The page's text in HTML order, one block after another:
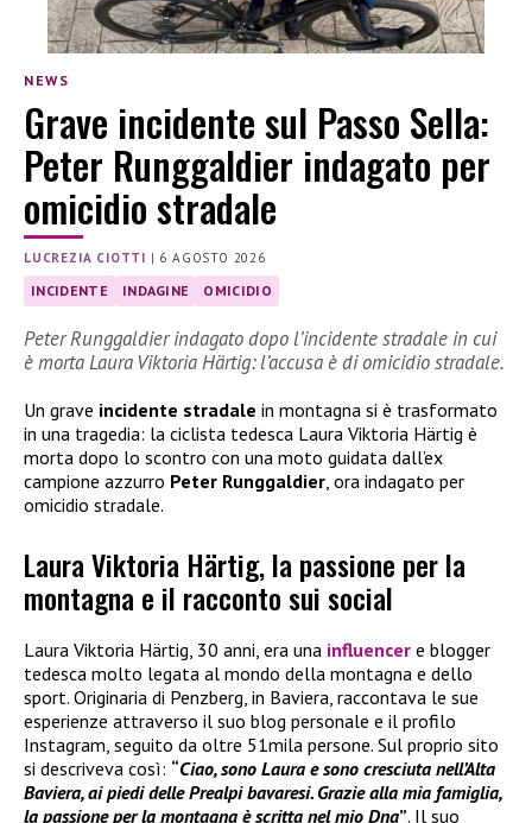
NEWS
Grave incidente sul Passo Sella:
Peter Runggaldier indagato per
omicidio stradale
LUCREZIA CIOTTI | 6 AGOSTO 2026
INCIDENTE INDAGINE OMICIDIO
Peter Runggaldier indagato dopo l’incidente stradale in cui
è morta Laura Viktoria Härtig: l’accusa è di omicidio stradale.
Un grave incidente stradale in montagna si è trasformato
in una tragedia: la ciclista tedesca Laura Viktoria Härtig è
morta dopo lo scontro con una moto guidata dall’ex
campione azzurro Peter Runggaldier , ora indagato per
omicidio stradale.
Laura Viktoria Härtig, la passione per la
montagna e il racconto sui social
Laura Viktoria Härtig, 30 anni, era una influencer e blogger
tedesca molto legata al mondo della montagna e dello
sport. Originaria di Penzberg, in Baviera, raccontava le sue
esperienze attraverso il suo blog personale e il profilo
Instagram, seguito da oltre 51mila persone. Sul proprio sito
si descriveva così: “Ciao, sono Laura e sono cresciuta nell’Alta
Baviera, ai piedi delle Prealpi bavaresi. Grazie alla mia famiglia,
la passione per la montagna è scritta nel mio Dna”. Il suo